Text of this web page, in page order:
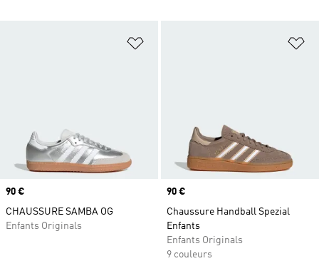
Ajouter à la Liste de produits
Prix
90 €
CHAUSSURE SAMBA OG
Enfants Originals
Prix
90 €
Chaussure Handball Spezial
Enfants
Enfants Originals
9 couleurs